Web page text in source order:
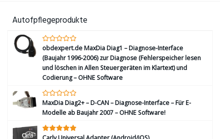
Autofpflegeprodukte
obdexpert.de MaxDia Diag1 – Diagnose-Interface
(Baujahr 1996-2006) zur Diagnose (Fehlerspeicher lesen
und löschen in Allen Steuergeräten im Klartext) und
Codierung – OHNE Software
MaxDia Diag2+ – D-CAN – Diagnose-Interface – Für E-
Modelle ab Baujahr 2007 – OHNE Software!